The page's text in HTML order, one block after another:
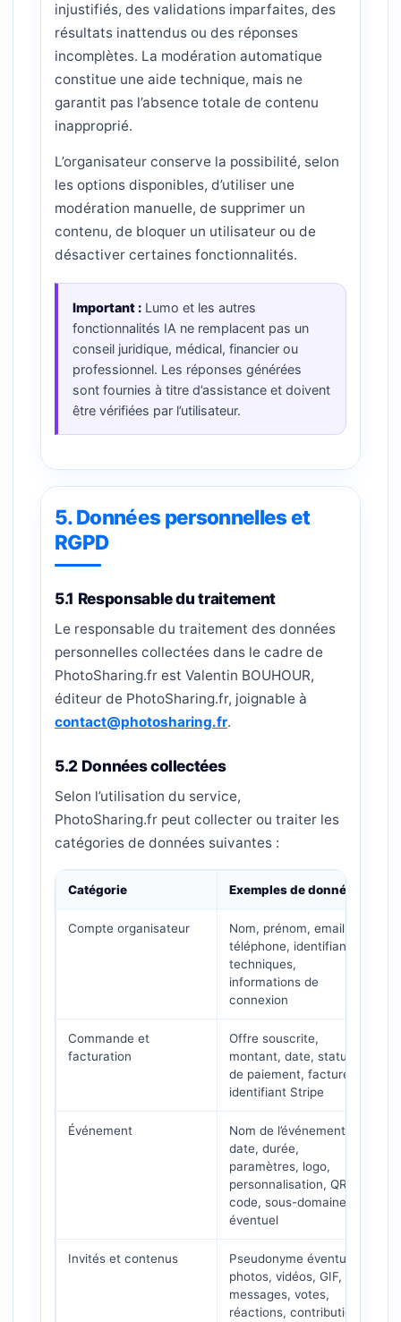
injustifiés, des validations imparfaites, des
résultats inattendus ou des réponses
incomplètes. La modération automatique
constitue une aide technique, mais ne
garantit pas l’absence totale de contenu
inapproprié.
L’organisateur conserve la possibilité, selon
les options disponibles, d’utiliser une
modération manuelle, de supprimer un
contenu, de bloquer un utilisateur ou de
désactiver certaines fonctionnalités.
Important : Lumo et les autres
fonctionnalités IA ne remplacent pas un
conseil juridique, médical, financier ou
professionnel. Les réponses générées
sont fournies à titre d’assistance et doivent
être vérifiées par l’utilisateur.
5. Données personnelles et
RGPD
5.1 Responsable du traitement
Le responsable du traitement des données
personnelles collectées dans le cadre de
PhotoSharing.fr est Valentin BOUHOUR,
éditeur de PhotoSharing.fr, joignable à
contact@photosharing.fr.
5.2 Données collectées
Selon l’utilisation du service,
PhotoSharing.fr peut collecter ou traiter les
catégories de données suivantes :
Catégorie Exemples de données
Compte organisateur
Nom, prénom, email,
téléphone, identifiants
techniques,
informations de
connexion
Commande et
facturation
Offre souscrite,
montant, date, statut
de paiement, facture,
identifiant Stripe
Événement
Nom de l’événement,
date, durée,
paramètres, logo,
personnalisation, QR
code, sous-domaine
éventuel
Invités et contenus
Pseudonyme éventuel,
photos, vidéos, GIF,
messages, votes,
réactions, contributions